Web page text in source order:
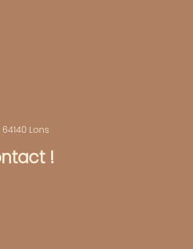
Lons
!